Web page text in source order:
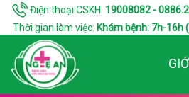
Điện thoại CSKH: 19008082 -
Thời gian làm việc: Khám bệnh: 7h-16h